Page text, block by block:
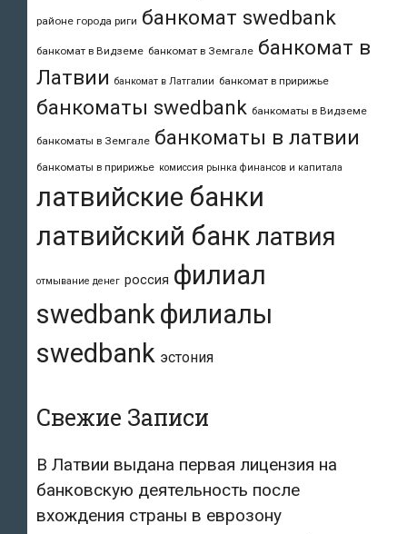
районе города риги банкомат swedbank
банкомат в Видземе банкомат в Земгале банкомат в
Латвии банкомат в Латгалии банкомат в пририжье
банкоматы swedbank банкоматы в Видземе
банкоматы в Земгале банкоматы в латвии
банкоматы в пририжье комиссия рынка финансов и капитала
латвийские банки
латвийский банк латвия
отмывание денег россия филиал
swedbankфилиалы
swedbank эстония
Свежие Записи
В Латвии выдана первая лицензия на
банковскую деятельность после
вхождения страны в еврозону